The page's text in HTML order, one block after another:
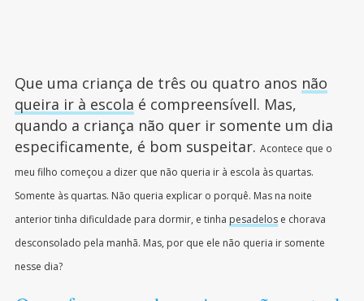
Que uma criança de três ou quatro anos não
queira ir à escola é compreensívell. Mas,
quando a criança não quer ir somente um dia
especificamente, é bom suspeitar. Acontece que o
meu filho começou a dizer que não queria ir à escola às quartas.
Somente às quartas. Não queria explicar o porquê. Mas na noite
anterior tinha dificuldade para dormir, e tinha pesadelose chorava
desconsolado pela manhã. Mas, por que ele não queria ir somente
nesse dia?